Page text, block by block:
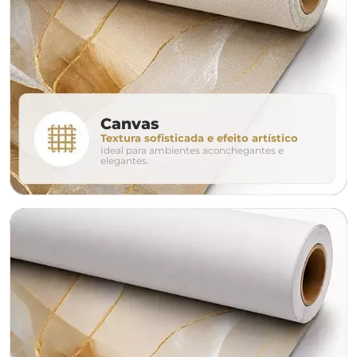
280cm 320cm
conjunto
avulso duo
o tamanho ideal para o seu ambiente é
Canvas
Textura sofisticada e efeito artístico
Ideal para ambientes aconchegantes e
elegantes.